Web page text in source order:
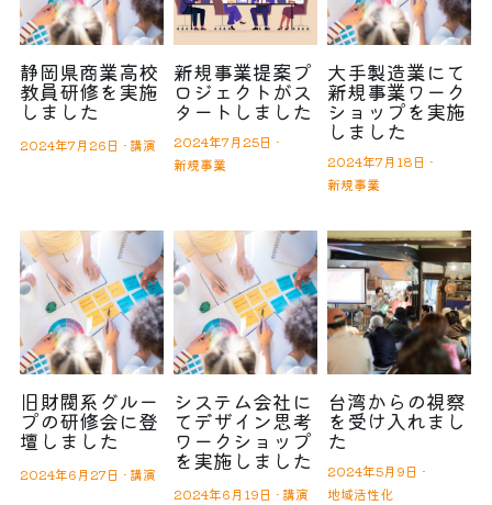
お問い合わせ
検索
静岡県商業高校
教員研修を実施
しました
2024年7月26日 · 講演
新規事業提案プ
ロジェクトがス
タートしました
2024年7月25日 ·
新規事業
大手製造業にて
新規事業ワーク
ショップを実施
しました
2024年7月18日 ·
新規事業
旧財閥系グルー
プの研修会に登
壇しました
2024年6月27日 · 講演
システム会社に
てデザイン思考
ワークショップ
を実施しました
2024年6月19日 · 講演
台湾からの視察
を受け入れまし
た
2024年5月9日 ·
地域活性化